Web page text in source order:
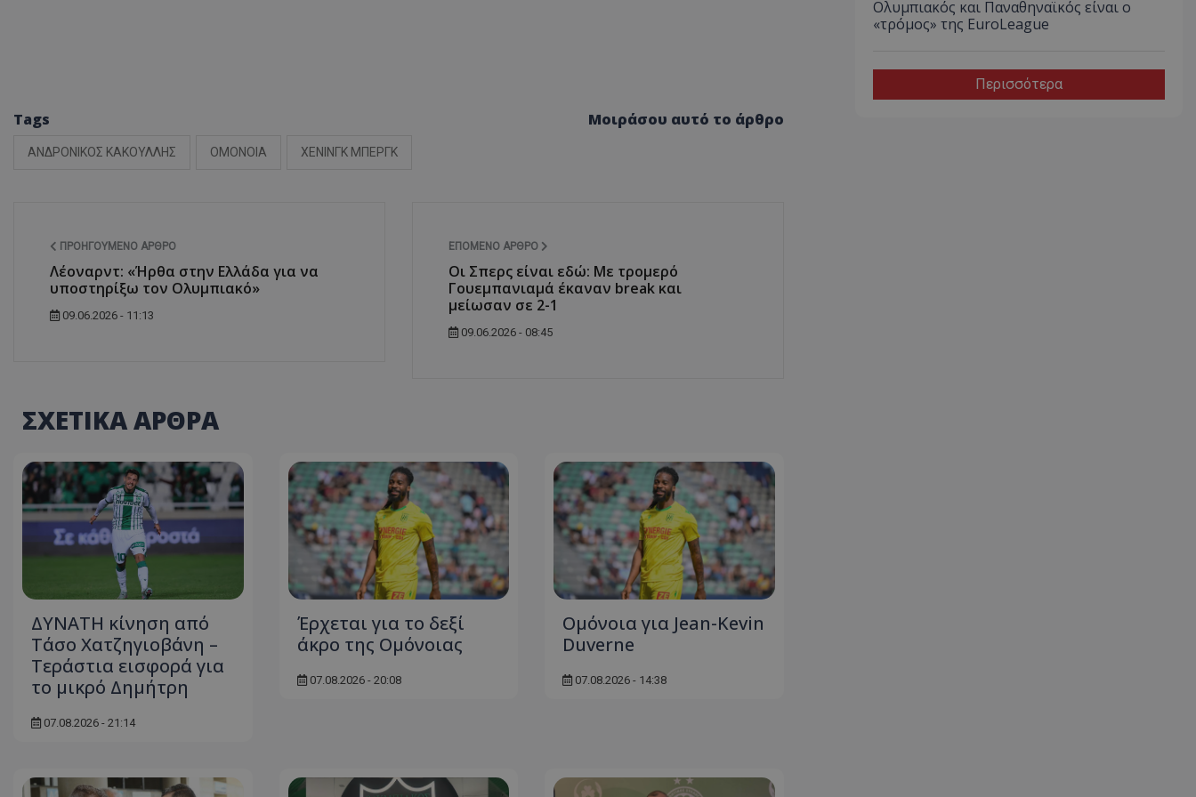
Tags
ΑΝΔΡΟΝΙΚΟΣ ΚΑΚΟΥΛΛΗΣ ΟΜΟΝΟΙΑ ΧΕΝΙΝΓΚ ΜΠΕΡΓΚ
Μοιράσου αυτό το άρθρο
ΠΡΟΗΓΟΎΜΕΝΟ ΆΡΘΡΟ
Λέοναρντ: «Ήρθα στην Ελλάδα για να
υποστηρίξω τον Ολυμπιακό»
09.06.2026 - 11:13
ΕΠΌΜΕΝΟ ΆΡΘΡΟ
Οι Σπερς είναι εδώ: Με τρομερό
Γουεμπανιαμά έκαναν break και
μείωσαν σε 2-1
09.06.2026 - 08:45
ΣΧΕΤΙΚΑ ΑΡΘΡΑ
ΔΥΝΑΤΗ κίνηση από
Τάσο Χατζηγιοβάνη –
Τεράστια εισφορά για
το μικρό Δημήτρη
07.08.2026 - 21:14
Έρχεται για το δεξί
άκρο της Ομόνοιας
07.08.2026 - 20:08
Ομόνοια για Jean-Kevin
Duverne
07.08.2026 - 14:38
Ολυμπιακός και Παναθηναϊκός είναι ο
«τρόμος» της EuroLeague
Περισσότερα